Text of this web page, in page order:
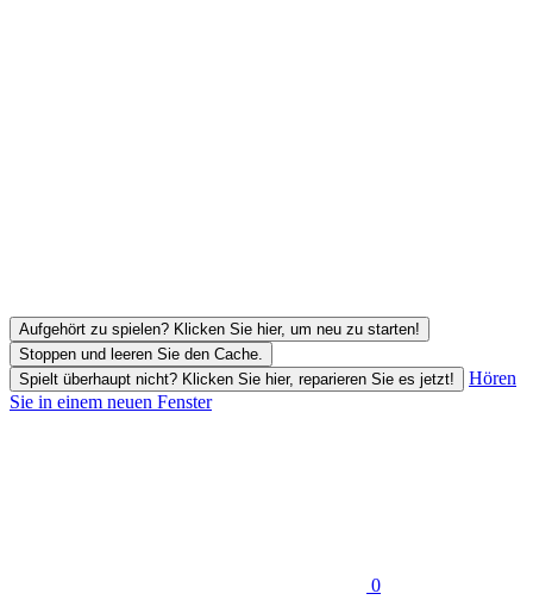
Aufgehört zu spielen? Klicken Sie hier, um neu zu starten!
Stoppen und leeren Sie den Cache.
Spielt überhaupt nicht? Klicken Sie hier, reparieren Sie es jetzt!
Hören
Sie in einem neuen Fenster
0